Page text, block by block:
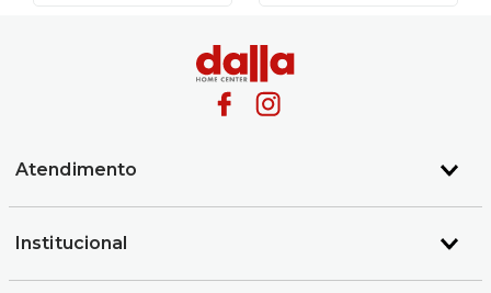
Atendimento
Institucional